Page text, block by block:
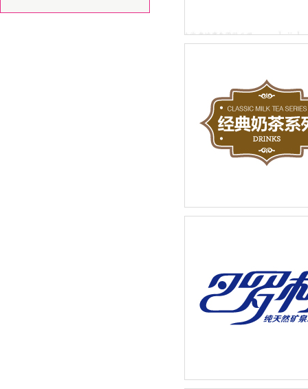
先标（上海）物业管理有
奶茶店招牌饮品宣传广告